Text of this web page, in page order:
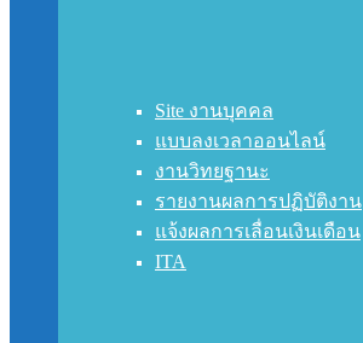
Site งานบุคคล
แบบลงเวลาออนไลน์
งานวิทยฐานะ
รายงานผลการปฏิบัติงาน
แจ้งผลการเลื่อนเงินเดือน
ITA